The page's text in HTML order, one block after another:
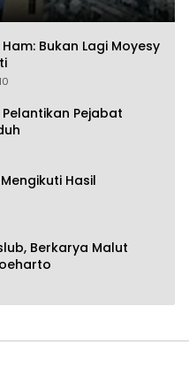
Bukan Lagi Moyesy
10
Pejabat
Hasil
Berkarya Malut